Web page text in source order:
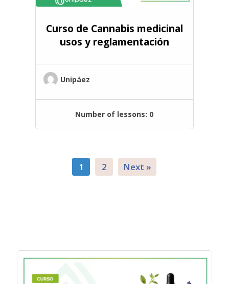
Curso de Cannabis medicinal
usos y reglamentación
Unipáez
Number of lessons: 0
1 2 Next »